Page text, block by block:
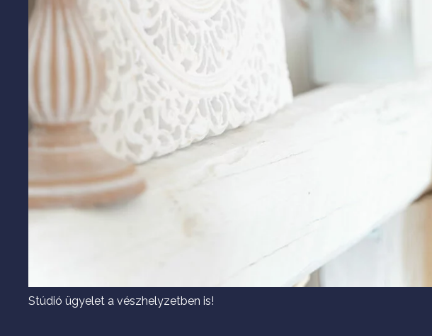
Stúdió ügyelet a vészhelyzetben is!